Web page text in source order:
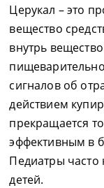
Церукал – это
вещество
внутрь
сигналов об
действием
прекращается
эффективным в
Педиатры часто
детей.